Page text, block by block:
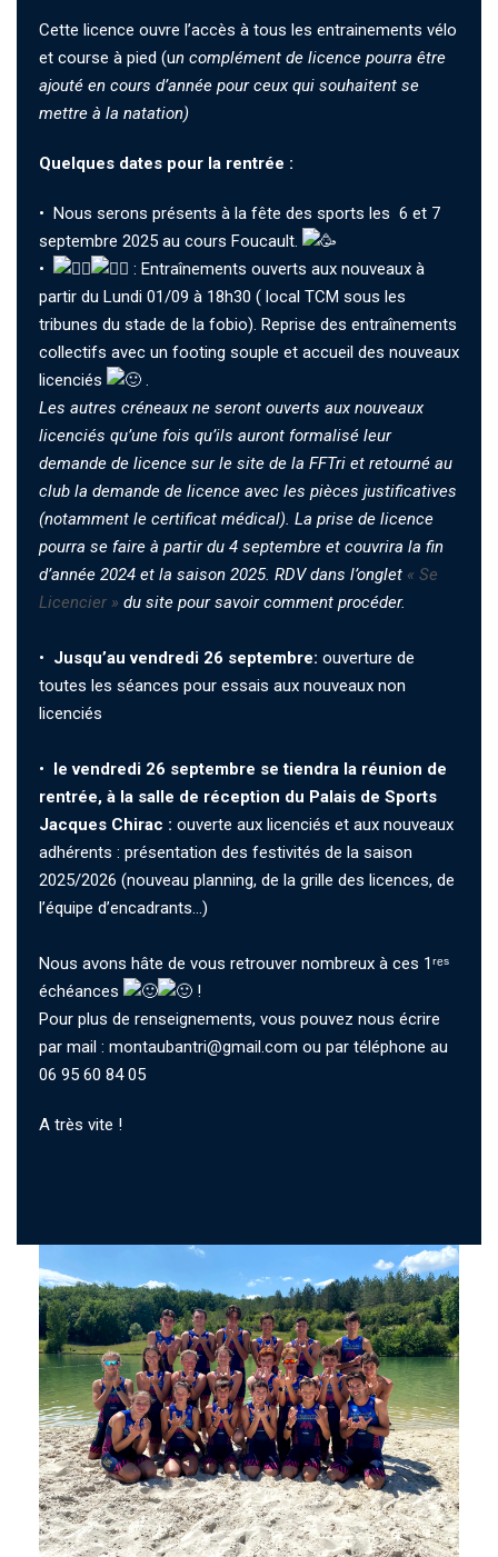
Cette licence ouvre l’accès à tous les entrainements vélo
et course à pied (un complément de licence pourra être
ajouté en cours d’année pour ceux qui souhaitent se
mettre à la natation)
Quelques dates pour la rentrée :
• Nous serons présents à la fête des sports les 6 et 7
septembre 2025 au cours Foucault.
•
: Entraînements ouverts aux nouveaux à
partir du Lundi 01/09 à 18h30 ( local TCM sous les
tribunes du stade de la fobio). Reprise des entraînements
collectifs avec un footing souple et accueil des nouveaux
licenciés
.
Les autres créneaux ne seront ouverts aux nouveaux
licenciés qu’une fois qu’ils auront formalisé leur
demande de licence sur le site de la FFTri et retourné au
club la demande de licence avec les pièces justificatives
(notamment le certificat médical). La prise de licence
pourra se faire à partir du 4 septembre et couvrira la fin
d’année 2024 et la saison 2025. RDV dans l’onglet « Se
Licencier » du site pour savoir comment procéder.
• Jusqu’au vendredi 26 septembre: ouverture de
toutes les séances pour essais aux nouveaux non
licenciés
• le vendredi 26 septembre se tiendra la réunion de
rentrée, à la salle de réception du Palais de Sports
Jacques Chirac : ouverte aux licenciés et aux nouveaux
adhérents : présentation des festivités de la saison
2025/2026 (nouveau planning, de la grille des licences, de
l’équipe d’encadrants…)
Nous avons hâte de vous retrouver nombreux à ces 1ʳᵉˢ
échéances
!
Pour plus de renseignements, vous pouvez nous écrire
par mail : montaubantri@gmail.com ou par téléphone au
06 95 60 84 05
A très vite !